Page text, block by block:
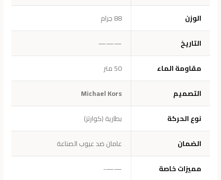
الوزن
88 جرام
التاريخ
———
مقاومة الماء
50 متر
التصميم
Michael Kors
نوع الحركة
بطارية (كوارتز)
الضمان
عامان ضد عيوب الصناعة
مميزات خاصة
——-